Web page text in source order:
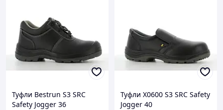
Туфли Bestrun S3 SRC
Safety Jogger 36
Туфли X0600 S3 SRC Safety
Jogger 40